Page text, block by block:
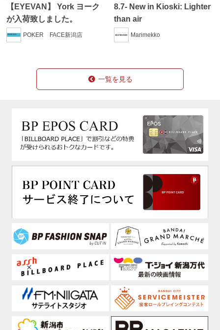
【EYEVAN】 York ヨーク
が入荷致しました。
POKER FACE新潟店
8.7- New in Kioski: Lighter
than air
Marimekko
一覧を見る